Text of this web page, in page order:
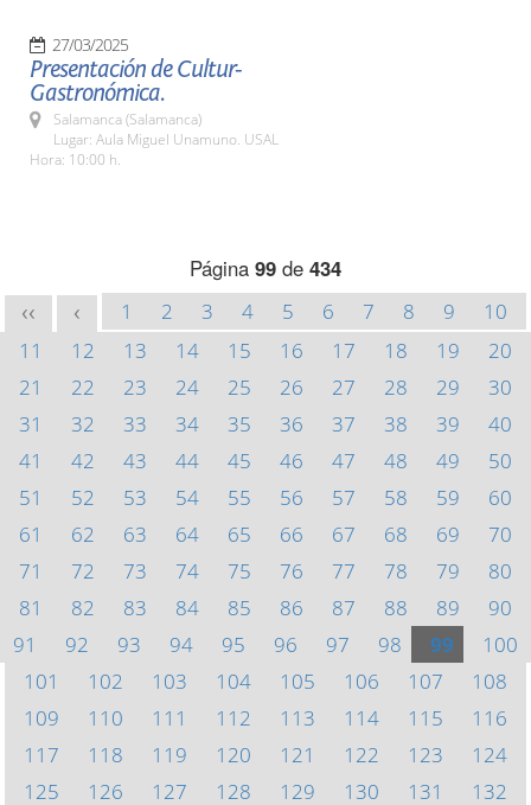
27/03/2025
Presentación de Cultur-
Gastronómica.
Salamanca (Salamanca)
Lugar: Aula Miguel Unamuno. USAL
Hora: 10:00 h.
Página 99 de 434
<< < 1 2 3 4 5 6 7 8 9
10
11
12 13 14 15 16 17 18 19
20
21
22 23 24 25 26 27 28 29
30
31
32 33 34 35 36 37 38 39
40
41
42 43 44 45 46 47 48 49
50
51
52 53 54 55 56 57 58 59
60
61
62 63 64 65 66 67 68 69
70
71
72 73 74 75 76 77 78 79
80
81
82 83 84 85 86 87 88 89
90
91
92 93 94 95 96 97 98 99
100
101
102 103 104 105 106 107
108
109
110 111 112 113 114 115
116
117
118 119 120 121 122 123
124
125
126 127 128 129 130 131
132